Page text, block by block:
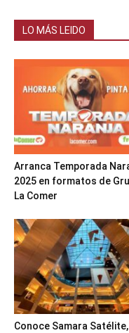
LO MÁS LEIDO
Arranca Temporada
2025 en formatos de
La Comer
Conoce Samara Satélite,